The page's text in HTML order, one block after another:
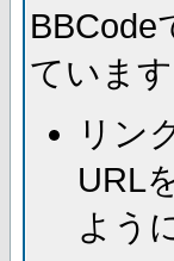
BBCode
ています
リン
URL
よう